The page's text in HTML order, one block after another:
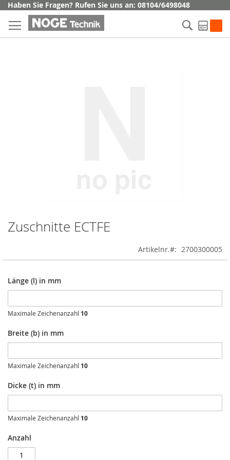
Direkt
Inhalt
Haben Sie Fragen? Rufen Sie uns an: 08104/6498048
Suche
Zuschnitte ECTFE
Artikelnr. 2700300005
Länge (l) in mm
Maximale Zeichenanzahl 10
Breite (b) in mm
Maximale Zeichenanzahl 10
Dicke (t) in mm
Maximale Zeichenanzahl 10
Anzahl
Skip
to
the
images